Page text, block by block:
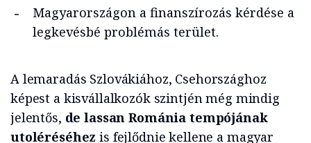
Magyarországon a finanszírozás kérdése a
legkevésbé problémás terület.
A lemaradás Szlovákiához, Csehországhoz
képest a kisvállalkozók szintjén még mindig
jelentős, de lassan Románia tempójának
utoléréséhez is fejlődnie kellene a magyar